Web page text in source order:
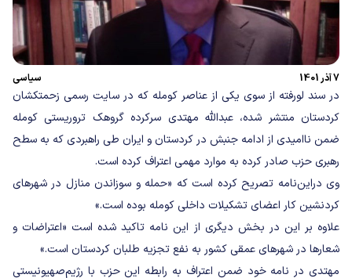
7 آذر 1401 سیاسی
در سند لورفته از سوی یکی از عناصر کومله که در سایت رسمی زحمتکشان
کردستان منتشر شده، عبدالله مهتدی سرکرده گروهک تروریستی کومله
ضمن ناامیدی از ادامه جنبش در کردستان و ایران طی راهبردی که به سطح
رهبری حزب صادر کرده به موارد مهمی اعتراف کرده است.
وی در‌این‌نامه تصریح کرده است که «حمله و سوزاندن منازل در شهرهای
کردنشین کار اعضای تشکیلات داخلی کومله بوده است.»
علاوه بر این در بخش دیگری از این نامه تاکید شده است «اعتراضات و
شعارها در شهرهای عمقی کشور به نفع تجزیه طلبان کردستان است.»
مهتدی در نامه خود ضمن اعتراف به رابطه این حزب با رژیم‌صهیونیستی